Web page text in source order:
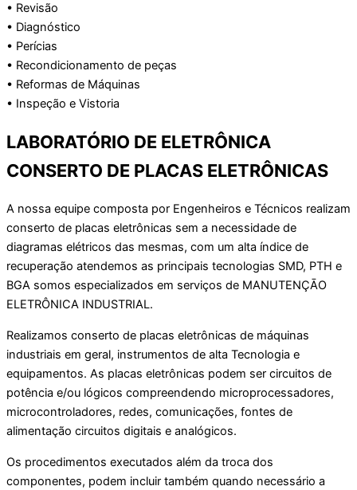
• Revisão
• Diagnóstico
• Perícias
• Recondicionamento de peças
• Reformas de Máquinas
• Inspeção e Vistoria
LABORATÓRIO DE ELETRÔNICA
CONSERTO DE PLACAS ELETRÔNICAS
A nossa equipe composta por Engenheiros e Técnicos realizam
conserto de placas eletrônicas sem a necessidade de
diagramas elétricos das mesmas, com um alta índice de
recuperação atendemos as principais tecnologias SMD, PTH e
BGA somos especializados em serviços de MANUTENÇĀO
ELETRÔNICA INDUSTRIAL.
Realizamos conserto de placas eletrônicas de máquinas
industriais em geral, instrumentos de alta Tecnologia e
equipamentos. As placas eletrônicas podem ser circuitos de
potência e/ou lógicos compreendendo microprocessadores,
microcontroladores, redes, comunicações, fontes de
alimentação circuitos digitais e analógicos.
Os procedimentos executados além da troca dos
componentes, podem incluir também quando necessário a